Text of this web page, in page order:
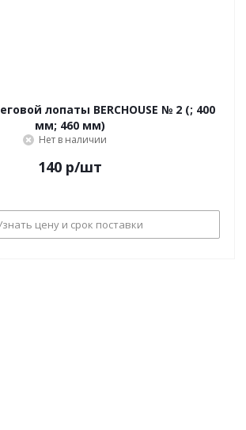
лопаты BERCHOUSE № 2 (; 400
мм; 460 мм)
Нет в наличии
140р/шт
цену и срок поставки